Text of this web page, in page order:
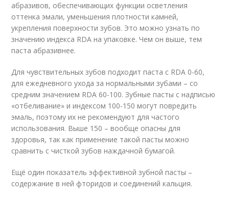
абразивов, обеспечивающих функции осветления
оттенка эмали, уменьшения плотности камней,
укрепления поверхности зубов. Это можно узнать по
значению индекса RDA на упаковке. Чем он выше, тем
паста абразивнее.
Для чувствительных зубов подходит паста с RDA 0-60,
для ежедневного ухода за нормальными зубами – со
средним значением RDA 60-100. Зубные пасты с надписью
«отбеливание» и индексом 100-150 могут повредить
эмаль, поэтому их не рекомендуют для частого
использования. Выше 150 – вообще опасны для
здоровья, так как применение такой пасты можно
сравнить с чисткой зубов наждачной бумагой.
Ещё один показатель эффективной зубной пасты –
содержание в ней фторидов и соединений кальция.